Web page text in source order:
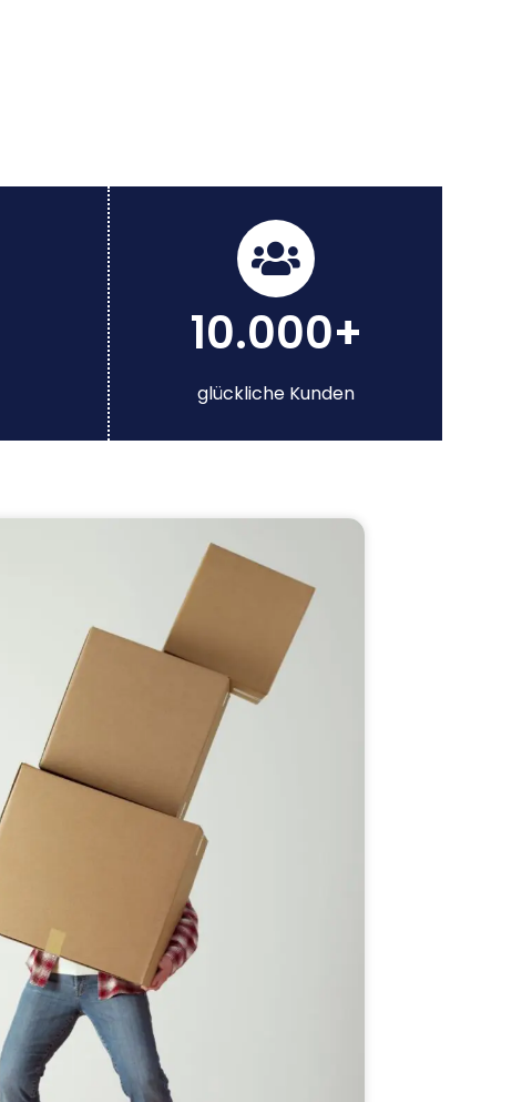
10.000+
glückliche Kunden